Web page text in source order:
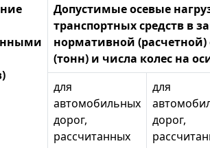
Допустимые осевые
транспортных средств в
нормативной (расчетной)
(тонн) и числа колес на
для
автомобильных
дорог,
рассчитанных
для
дорог,